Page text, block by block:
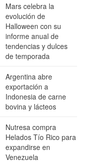
Mars celebra la
evolución de
Halloween con su
informe anual de
tendencias y dulces
de temporada
Argentina abre
exportación a
Indonesia de carne
bovina y lácteos
Nutresa compra
Helados Tío Rico para
expandirse en
Venezuela